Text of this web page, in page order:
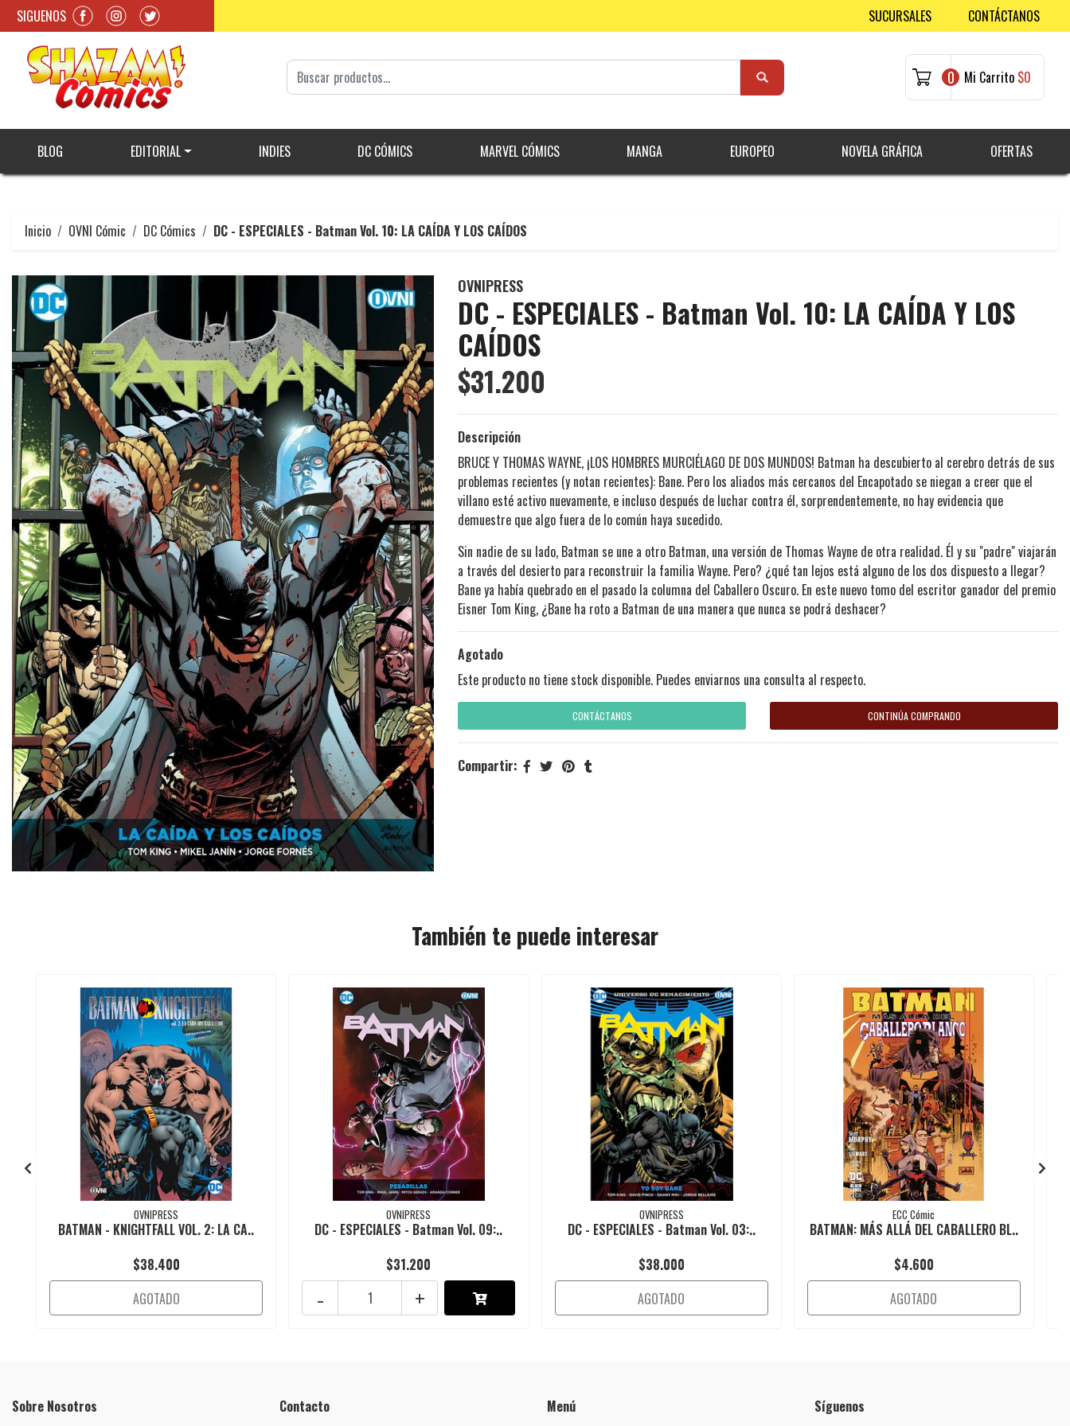
SIGUENOS SUCURSALES CONTÁCTANOS
0 Mi Carrito $0
BLOG EDITORIAL INDIES DC CÓMICS MARVEL CÓMICS MANGA EUROPEO NOVELA GRÁFICA OFERTAS
Inicio OVNI Cómic DC Cómics DC - ESPECIALES - Batman Vol. 10: LA CAÍDA Y LOS CAÍDOS
OVNIPRESS
DC - ESPECIALES - Batman Vol. 10: LA CAÍDA Y LOS
CAÍDOS
$31.200
Descripción
BRUCE Y THOMAS WAYNE, ¡LOS HOMBRES MURCIÉLAGO DE DOS MUNDOS! Batman ha descubierto al cerebro detrás de sus
problemas recientes (y notan recientes): Bane. Pero los aliados más cercanos del Encapotado se niegan a creer que el
villano esté activo nuevamente, e incluso después de luchar contra él, sorprendentemente, no hay evidencia que
demuestre que algo fuera de lo común haya sucedido.
Sin nadie de su lado, Batman se une a otro Batman, una versión de Thomas Wayne de otra realidad. Él y su "padre" viajarán
a través del desierto para reconstruir la familia Wayne. Pero? ¿qué tan lejos está alguno de los dos dispuesto a llegar?
Bane ya había quebrado en el pasado la columna del Caballero Oscuro. En este nuevo tomo del escritor ganador del premio
Eisner Tom King, ¿Bane ha roto a Batman de una manera que nunca se podrá deshacer?
Agotado
Este producto no tiene stock disponible. Puedes enviarnos una consulta al respecto.
CONTÁCTANOS CONTINÚA COMPRANDO
Compartir:
También te puede interesar
OVNIPRESS
BATMAN - KNIGHTFALL VOL. 2: LA CA..
$38.400
AGOTADO
OVNIPRESS
DC - ESPECIALES - Batman Vol. 09:..
$31.200
+
-
OVNIPRESS
DC - ESPECIALES - Batman Vol. 03:..
$38.000
AGOTADO
ECC Cómic
BATMAN: MÁS ALLÁ DEL CABALLERO BL..
$4.600
AGOTADO
Sobre Nosotros Contacto Menú Síguenos